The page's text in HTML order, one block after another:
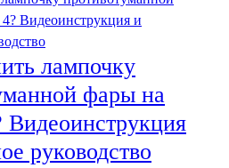
лампочку
фары на
руководство